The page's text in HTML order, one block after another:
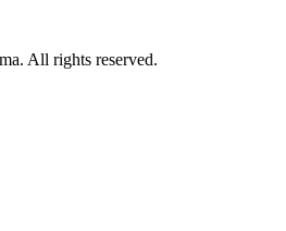
All rights reserved.